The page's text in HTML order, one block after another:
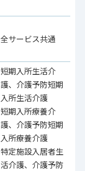
全サービス共通
短期入所生活介
護、介護予防短期
入所生活介護
短期入所療養介
護、介護予防短期
入所療養介護
特定施設入居者生
活介護、介護予防